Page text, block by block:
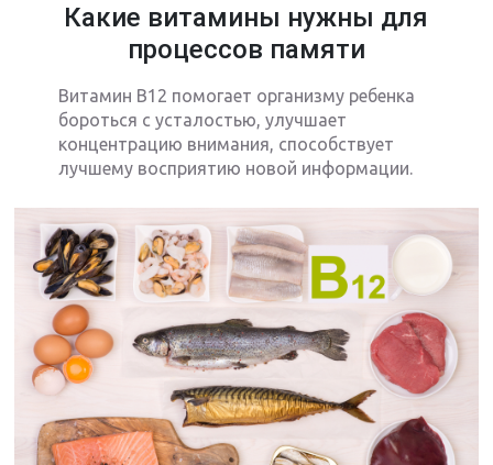
Какие витамины нужны для
процессов памяти
Витамин В12 помогает организму ребенка
бороться с усталостью, улучшает
концентрацию внимания, способствует
лучшему восприятию новой информации.